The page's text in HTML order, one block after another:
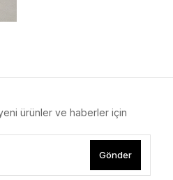
ürünler ve haberler için
Gönder